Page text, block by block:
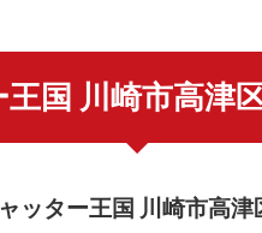
国 川崎市高津
ッター王国 川崎市高津